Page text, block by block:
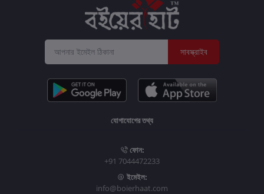
সাবস্ক্রাইব
যোগাযোগের তথ্য
ফোন:
+91 7044472233
ইমেইল:
info@boierhaat.com